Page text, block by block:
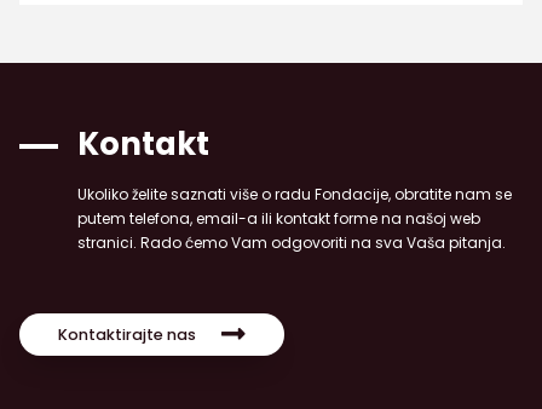
Kontakt
Ukoliko želite saznati više o radu Fondacije, obratite nam se
putem telefona, email-a ili kontakt forme na našoj web
stranici. Rado ćemo Vam odgovoriti na sva Vaša pitanja.
Kontaktirajte nas